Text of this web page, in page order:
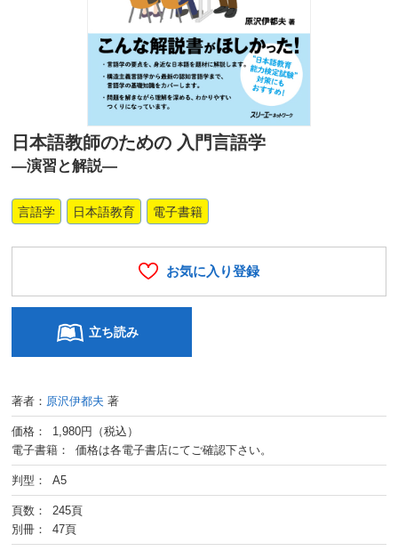
日本語教師のための 入門言語学
―演習と解説―
言語学 日本語教育 電子書籍
お気に入り登録
立ち読み
著者： 原沢伊都夫 著
価格： 1,980円（税込）
電子書籍： 価格は各電子書店にてご確認下さい。
判型： A5
頁数： 245頁
別冊： 47頁